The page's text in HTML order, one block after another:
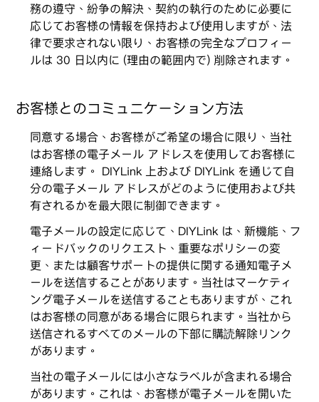
務の遵守、紛争の解決、契約の執行のために必要に
応じてお客様の情報を保持および使用しますが、法
律で要求されない限り、お客様の完全なプロフィー
ルは 30 日以内に (理由の範囲内で) 削除されます。
お客様とのコミュニケーション方法
同意する場合、お客様がご希望の場合に限り、当社
はお客様の電子メール アドレスを使用してお客様に
連絡します。 DIYLink 上および DIYLink を通じて自
分の電子メール アドレスがどのように使用および共
有されるかを最大限に制御できます。
電子メールの設定に応じて、DIYLink は、新機能、フ
ィードバックのリクエスト、重要なポリシーの変
更、または顧客サポートの提供に関する通知電子メ
ールを送信することがあります。当社はマーケティ
ング電子メールを送信することもありますが、これ
はお客様の同意がある場合に限られます。当社から
送信されるすべてのメールの下部に購読解除リンク
があります。
当社の電子メールには小さなラベルが含まれる場合
があります。これは、お客様が電子メールを開いた